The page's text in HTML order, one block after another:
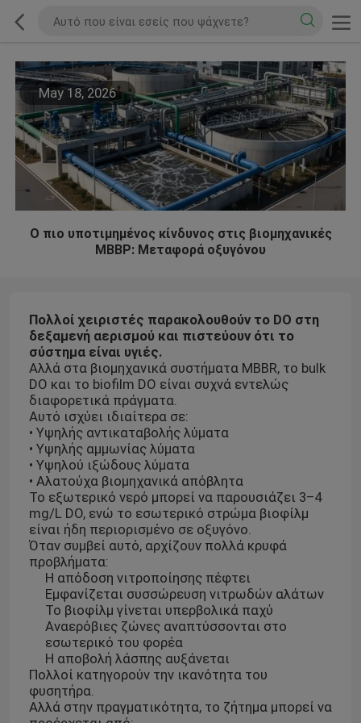
May 18, 2026
Ο πιο υποτιμημένος κίνδυνος στις βιομηχανικές
ΜΒΒΡ: Μεταφορά οξυγόνου
Πολλοί χειριστές παρακολουθούν το DO στη
δεξαμενή αερισμού και πιστεύουν ότι το
σύστημα είναι υγιές.
Αλλά στα βιομηχανικά συστήματα MBBR, το bulk
DO και το biofilm DO είναι συχνά εντελώς
διαφορετικά πράγματα.
Αυτό ισχύει ιδιαίτερα σε:
• Υψηλής αντικαταβολής λύματα
• Υψηλής αμμωνίας λύματα
• Υψηλού ιξώδους λύματα
• Αλατούχα βιομηχανικά απόβλητα
Το εξωτερικό νερό μπορεί να παρουσιάζει 3–4
mg/L DO, ενώ το εσωτερικό στρώμα βιοφίλμ
είναι ήδη περιορισμένο σε οξυγόνο.
Όταν συμβεί αυτό, αρχίζουν πολλά κρυφά
προβλήματα:
Η απόδοση νιτροποίησης πέφτει
Εμφανίζεται συσσώρευση νιτρωδών αλάτων
Το βιοφίλμ γίνεται υπερβολικά παχύ
Αναερόβιες ζώνες αναπτύσσονται στο
εσωτερικό του φορέα
Η αποβολή λάσπης αυξάνεται
Πολλοί κατηγορούν την ικανότητα του
φυσητήρα.
Αλλά στην πραγματικότητα, το ζήτημα μπορεί να